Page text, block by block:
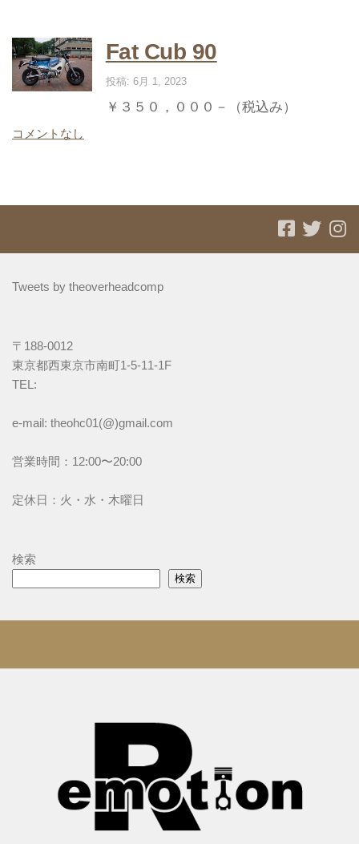
Fat Cub 90
投稿: 6月 1, 2023
￥３５０，０００－（税込み）
コメントなし
Tweets by theoverheadcomp
〒188-0012
東京都西東京市南町1-5-11-1F
TEL:
e-mail: theohc01(@)gmail.com
営業時間：12:00〜20:00
定休日：火・水・木曜日
検索
検索